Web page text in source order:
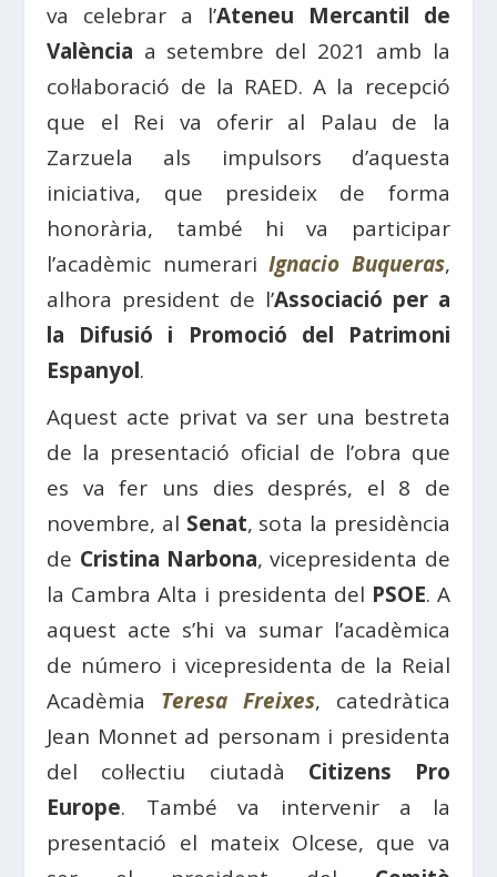
va celebrar a l’Ateneu Mercantil de
València a setembre del 2021 amb la
col·laboració de la RAED. A la recepció
que el Rei va oferir al Palau de la
Zarzuela als impulsors d’aquesta
iniciativa, que presideix de forma
honorària, també hi va participar
l’acadèmic numerariIgnacio Buqueras,
alhora president de l’Associació per a
la Difusió i Promoció del Patrimoni
Espanyol.
Aquest acte privat va ser una bestreta
de la presentació oficial de l’obra que
es va fer uns dies després, el 8 de
novembre, al Senat, sota la presidència
de Cristina Narbona, vicepresidenta de
la Cambra Alta i presidenta del PSOE. A
aquest acte s’hi va sumar l’acadèmica
de número i vicepresidenta de la Reial
Acadèmia Teresa Freixes, catedràtica
Jean Monnet ad personam i presidenta
del col·lectiu ciutadà Citizens Pro
Europe. També va intervenir a la
presentació el mateix Olcese, que va